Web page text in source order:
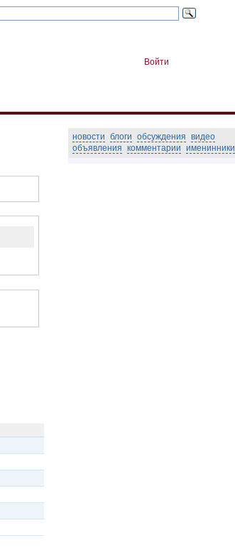
Войти
новости блоги обсуждения видео
объявления комментарии именинники